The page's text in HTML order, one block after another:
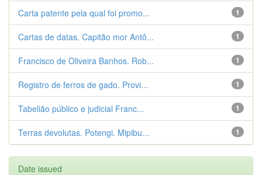
1
Carta patente pela qual foi promo...
1
Cartas de datas. Capitão mor Antô...
1
Francisco de Oliveira Banhos. Rob...
1
Registro de ferros de gado. Provi...
1
Tabelião público e judicial Franc...
1
Terras devolutas. Potengi. Mipibu...
Date issued